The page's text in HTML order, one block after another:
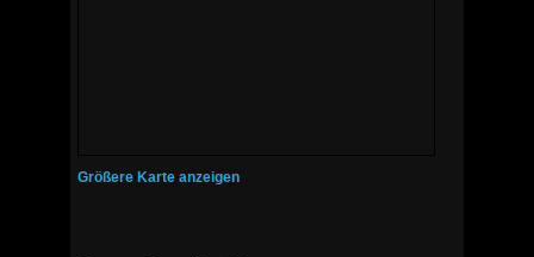
Größere Karte anzeigen